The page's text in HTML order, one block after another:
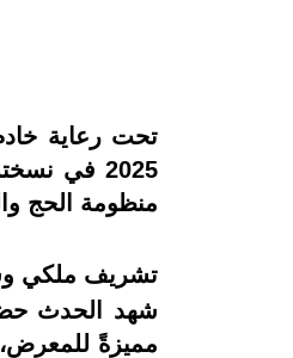
تحت رعاية
منظومة الحج
تشريف ملكي
شهد الحدث
مميزةً